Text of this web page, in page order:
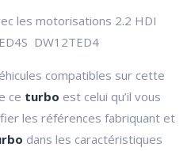
les motorisations 2.2 HDI
DW12TED4
compatibles sur cette
ce turbo est celui qu’il vous
les références fabriquant et
dans les caractéristiques